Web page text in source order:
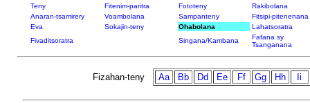
Teny Fitenim-paritra Fototeny
Rakibolana
Anaran-tsamirery
Voambolana Sampanteny
Fitsipi-pitenenana
Eva
Sokajin-teny Ohabolana
Lahatsoratra
Fivaditsoratra
Singana/Kambana
Fafana sy
Tsanganana
Fizahan-teny Aa Bb Dd Ee Ff Gg Hh Ii